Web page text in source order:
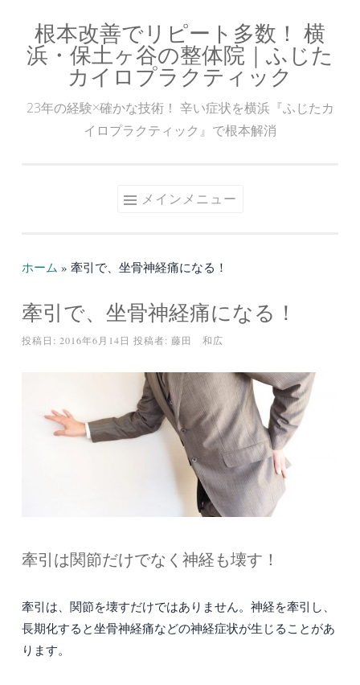
ン
根本改善でリピート多数！ 横
浜・保土ヶ谷の整体院｜ふじた
カイロプラクティック
23年の経験×確かな技術！ 辛い症状を横浜『ふじたカ
イロプラクティック』で根本解消
メインメニュー
ホーム » 牽引で、坐骨神経痛になる！
牽引で、坐骨神経痛になる！
投稿日: 2016年6月14日 投稿者: 藤田 和広
牽引は関節だけでなく神経も壊す！
牽引は、関節を壊すだけではありません。神経を牽引し、
長期化すると坐骨神経痛などの神経症状が生じることがあ
ります。